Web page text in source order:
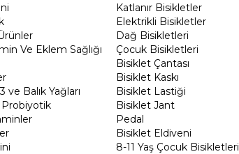
Ve Eklem Sağlığı
ve Balık Yağları
Katlanır Bisikletler
Elektrikli Bisikletler
Dağ Bisikletleri
Çocuk Bisikletleri
Bisiklet Çantası
Bisiklet Kaskı
Bisiklet Lastiği
Bisiklet Jant
Pedal
Bisiklet Eldiveni
8-11 Yaş Çocuk Bisikletleri